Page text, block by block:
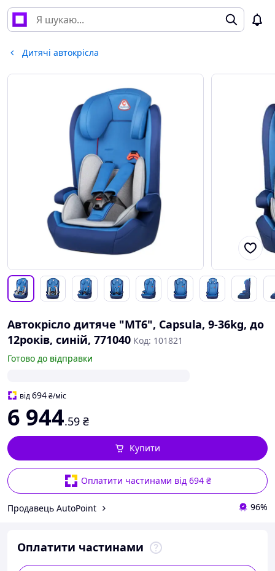
Дитячі автокрісла
Автокрісло дитяче "MT6", Capsula, 9-36kg, до
12років, синій, 771040 Код: 101821
Готово до відправки
від694₴/міс
6 944.59 ₴
Оплатити частинами від 694 ₴
Купити
Продавець AutoPoint 96%
Оплатити частинами